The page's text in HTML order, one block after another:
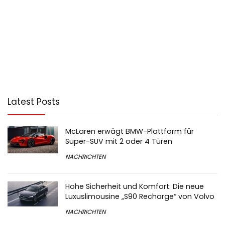
Latest Posts
McLaren erwägt BMW-Plattform für
Super-SUV mit 2 oder 4 Türen
NACHRICHTEN
Hohe Sicherheit und Komfort: Die neue
Luxuslimousine „S90 Recharge“ von Volvo
NACHRICHTEN